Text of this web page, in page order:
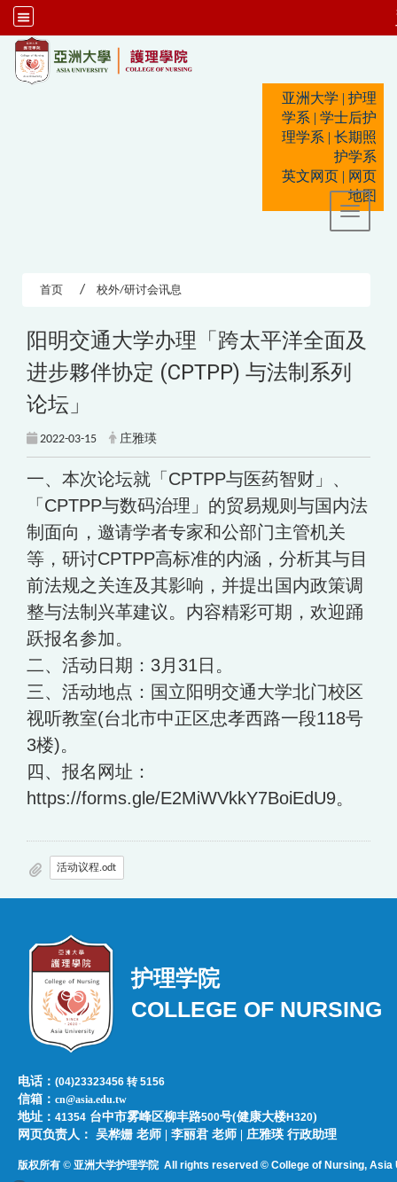
亚洲大学 | 护理
学系 | 学士后护
理学系 | 长期照
护学系
英文网页 | 网页
地图
Toggle
首页 校外/研讨会讯息
阳明交通大学办理「跨太平洋全面及
进步夥伴协定 (CPTPP) 与法制系列
论坛」
2022-03-15 庄雅瑛
一、本次论坛就「CPTPP与医药智财」、
「CPTPP与数码治理」的贸易规则与国内法
制面向，邀请学者专家和公部门主管机关
等，研讨CPTPP高标准的内涵，分析其与目
前法规之关连及其影响，并提出国内政策调
整与法制兴革建议。内容精彩可期，欢迎踊
跃报名参加。
二、活动日期：3月31日。
三、活动地点：国立阳明交通大学北门校区
视听教室(台北市中正区忠孝西路一段118号
3楼)。
四、报名网址：
https://forms.gle/E2MiWVkkY7BoiEdU9。
活动议程.odt
护理学院
COLLEGE OF NURSING
电话：(04)23323456 转 5156
信箱：cn@asia.edu.tw
地址：41354 台中市雾峰区柳丰路500号(健康大楼H320)
网页负责人：​​​ ​吴桦姗 老师 | 李丽君 老师 | 庄雅瑛 行政助理
版权所有 © 亚洲大学护理学院All rights reserved © College of Nursing, Asia